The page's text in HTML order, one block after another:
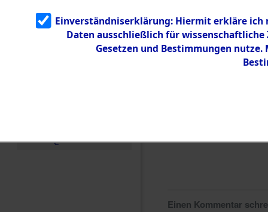
g
5.3.3
Todesmärsch
e
Einen Kommentar
Einverständniserklärung: Hiermit erkläre ich
Daten ausschließlich für
Gesetzen und Bestimmungen